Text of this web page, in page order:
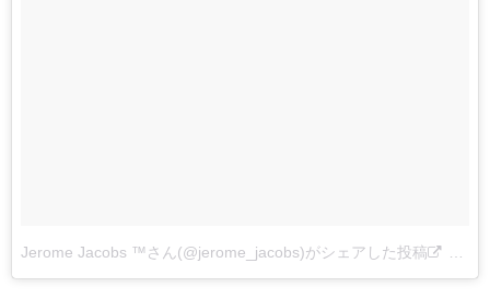
Jerome Jacobs ™さん(@jerome_jacobs)がシェアした投稿